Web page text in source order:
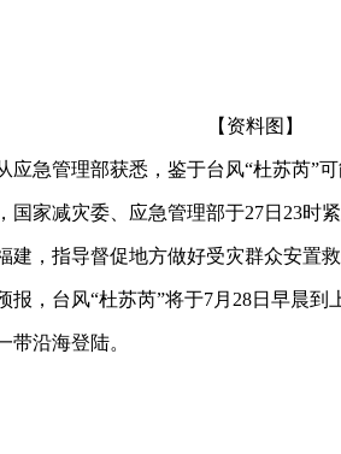
【资料图】
应急管理部获悉，鉴于台风“杜苏芮”
国家减灾委、应急管理部于27日23时
建，指导督促地方做好受灾群众安置
报，台风“杜苏芮”将于7月28日早晨
带沿海登陆。